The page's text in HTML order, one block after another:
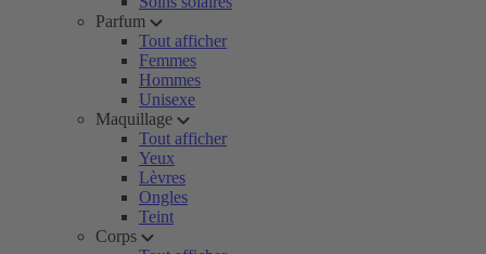
Parfum
Tout afficher
Femmes
Hommes
Unisexe
Maquillage
Tout afficher
Yeux
Lèvres
Ongles
Teint
Corps